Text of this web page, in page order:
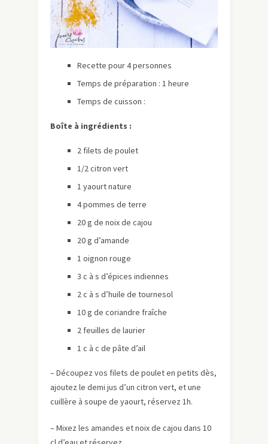
Recette pour 4 personnes
Temps de préparation : 1 heure
Temps de cuisson :
Boîte à ingrédients :
2 filets de poulet
1/2 citron vert
1 yaourt nature
4 pommes de terre
20 g de noix de cajou
20 g d’amande
1 oignon rouge
3 c à s d’épices indiennes
2 c à s d’huile de tournesol
10 g de coriandre fraîche
2 feuilles de laurier
1 c à c de pâte d’ail
– Découpez vos filets de poulet en petits dès,
ajoutez le demi jus d’un citron vert, et une
cuillère à soupe de yaourt, réservez 1h.
– Mixez les amandes et noix de cajou dans 10